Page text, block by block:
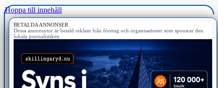
Hoppa till innehåll
BETALDA ANNONSER
Dessa annonsytor är betald reklam från företag och organisationer som sponsrar den
lokala journalistiken.